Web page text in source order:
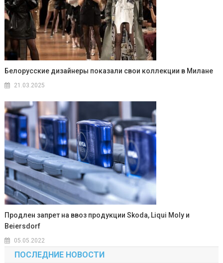
Белорусские дизайнеры показали свои коллекции в Милане
21.03.2025
Продлен запрет на ввоз продукции Skoda, Liqui Moly и
Beiersdorf
05.05.2022
ПОСЛЕДНИЕ НОВОСТИ